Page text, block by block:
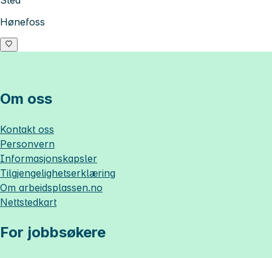
Hønefoss
Om oss
Kontakt oss
Personvern
Informasjonskapsler
Tilgjengelighetserklæring
Om arbeidsplassen.no
Nettstedkart
For jobbsøkere